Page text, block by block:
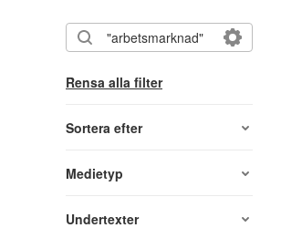
Podcast
English content
Rensa alla filter
Sortera efter
Medietyp
Undertexter